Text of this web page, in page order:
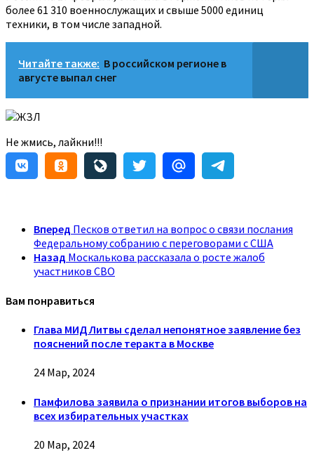
более 61 310 военнослужащих и свыше 5000 единиц
техники, в том числе западной.
Читайте также: В российском регионе в
августе выпал снег
ЖЗЛ
Не жмись, лайкни!!!
Вперед Песков ответил на вопрос о связи послания
Федеральному собранию с переговорами с США
Назад Москалькова рассказала о росте жалоб
участников СВО
Вам понравиться
Глава МИД Литвы сделал непонятное заявление без
пояснений после теракта в Москве
24 Мар, 2024
Памфилова заявила о признании итогов выборов на
всех избирательных участках
20 Мар, 2024